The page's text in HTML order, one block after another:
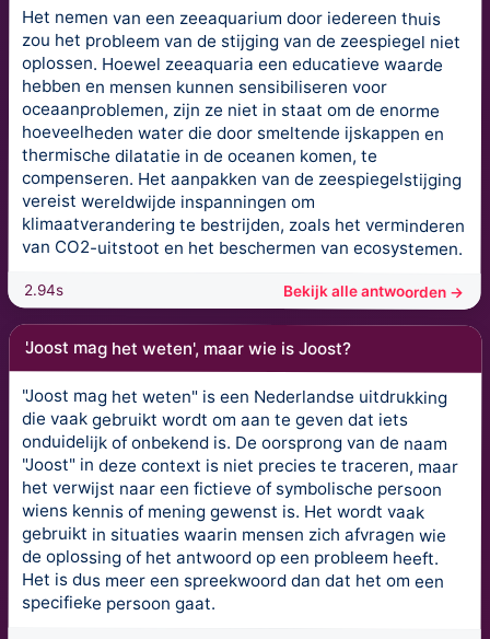
Het nemen van een zeeaquarium door iedereen thuis
zou het probleem van de stijging van de zeespiegel niet
oplossen. Hoewel zeeaquaria een educatieve waarde
hebben en mensen kunnen sensibiliseren voor
oceaanproblemen, zijn ze niet in staat om de enorme
hoeveelheden water die door smeltende ijskappen en
thermische dilatatie in de oceanen komen, te
compenseren. Het aanpakken van de zeespiegelstijging
vereist wereldwijde inspanningen om
klimaatverandering te bestrijden, zoals het verminderen
van CO2-uitstoot en het beschermen van ecosystemen.
2.94s Bekijk alle antwoorden →
'Joost mag het weten', maar wie is Joost?
"Joost mag het weten" is een Nederlandse uitdrukking
die vaak gebruikt wordt om aan te geven dat iets
onduidelijk of onbekend is. De oorsprong van de naam
"Joost" in deze context is niet precies te traceren, maar
het verwijst naar een fictieve of symbolische persoon
wiens kennis of mening gewenst is. Het wordt vaak
gebruikt in situaties waarin mensen zich afvragen wie
de oplossing of het antwoord op een probleem heeft.
Het is dus meer een spreekwoord dan dat het om een
specifieke persoon gaat.